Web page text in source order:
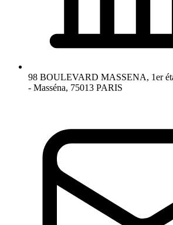
98 BOULEVARD MASSENA, 1er
- Masséna, 75013 PARIS